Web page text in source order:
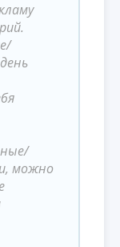
можно